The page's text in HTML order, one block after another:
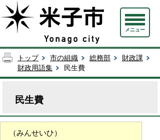
メニュー
トップ 市の組織 総務部
財政課
財政用語集
民生費
民生費
（みんせいひ）